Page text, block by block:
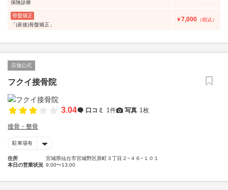
保険診療
骨盤矯正
「(産後)骨盤矯正」
￥7,000 （税込）
店舗公式
フクイ接骨院
3.04 口コミ 1件 写真 1枚
接骨・整骨
駐車場有
住所
宮城県仙台市宮城野区原町３丁目２−４６−１０１
本日の営業状況 9:00〜13:00